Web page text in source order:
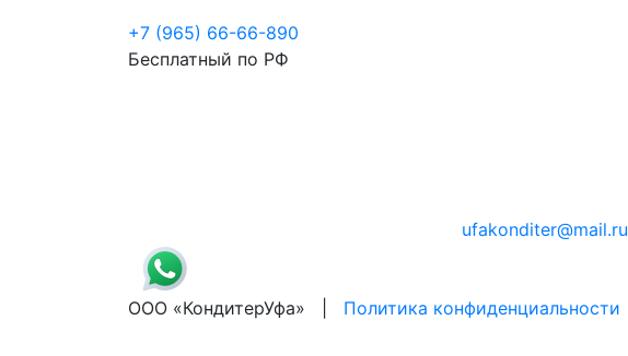
+7 (965) 66-66-890
Бесплатный по РФ
ufakonditer@mail.ru
ООО «КондитерУфа» | Политика конфиденциальности